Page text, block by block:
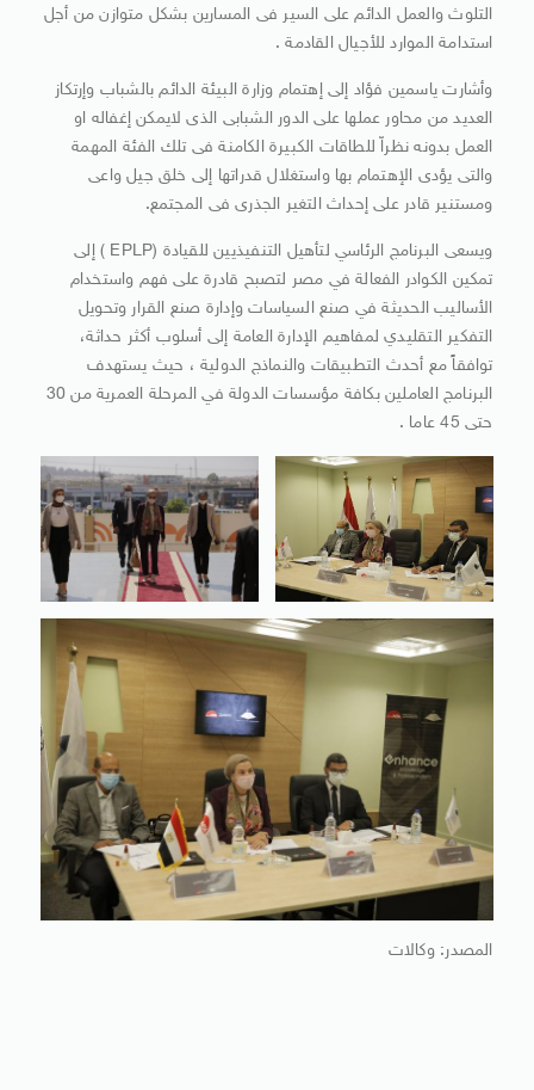
التلوث والعمل الدائم على السير فى المسارين بشكل متوازن من أجل
استدامة الموارد للأجيال القادمة .
وأشارت ياسمين فؤاد إلى إهتمام وزارة البيئة الدائم بالشباب وإرتكاز
العديد من محاور عملها على الدور الشبابى الذى لايمكن إغفاله او
العمل بدونه نظراّ للطاقات الكبيرة الكامنة فى تلك الفئة المهمة
والتى يؤدى الإهتمام بها واستغلال قدراتها إلى خلق جيل واعى
ومستنير قادر على إحداث التغير الجذرى فى المجتمع.
ويسعى البرنامج الرئاسي لتأهيل التنفيذيين للقيادة (EPLP ) إلى
تمكين الكوادر الفعالة في مصر لتصبح قادرة على فهم واستخدام
الأساليب الحديثة في صنع السياسات وإدارة صنع القرار وتحويل
التفكير التقليدي لمفاهيم الإدارة العامة إلى أسلوب أكثر حداثة،
توافقاً مع أحدث التطبيقات والنماذج الدولية ، حيث يستهدف
البرنامج العاملين بكافة مؤسسات الدولة في المرحلة العمرية من 30
حتى 45 عاما .
المصدر: وكالات